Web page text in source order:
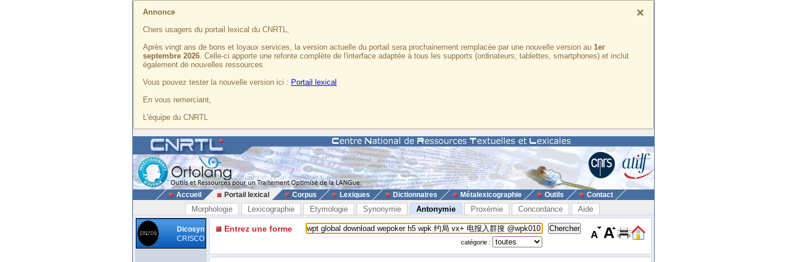
×
Annonce
Chers usagers du portail lexical du CNRTL,
Après vingt ans de bons et loyaux services, la version actuelle du portail sera prochainement remplacée par une nouvelle version au 1er
septembre 2026. Celle-ci apporte une refonte complète de l'interface adaptée à tous les supports (ordinateurs, tablettes, smartphones) et inclut
également de nouvelles ressources.
Vous pouvez tester la nouvelle version ici : Portail lexical
En vous remerciant,
L'équipe du CNRTL
Accueil Portail lexical Corpus Lexiques Dictionnaires Métalexicographie Outils Contact
Morphologie Lexicographie Etymologie Synonymie Antonymie Proxémie Concordance Aide
Dicosyn
CRISCO
Entrez une forme
catégorie :